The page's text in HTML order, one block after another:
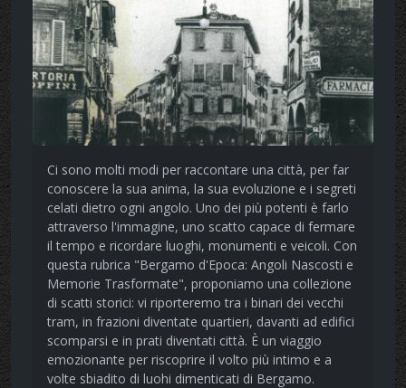
Ci sono molti modi per raccontare una città, per far
conoscere la sua anima, la sua evoluzione e i segreti
celati dietro ogni angolo. Uno dei più potenti è farlo
attraverso l'immagine, uno scatto capace di fermare
il tempo e ricordare luoghi, monumenti e veicoli. Con
questa rubrica "Bergamo d'Epoca: Angoli Nascosti e
Memorie Trasformate", proponiamo una collezione
di scatti storici: vi riporteremo tra i binari dei vecchi
tram, in frazioni diventate quartieri, davanti ad edifici
scomparsi e in prati diventati città. È un viaggio
emozionante per riscoprire il volto più intimo e a
volte sbiadito di luohi dimenticati di Bergamo.